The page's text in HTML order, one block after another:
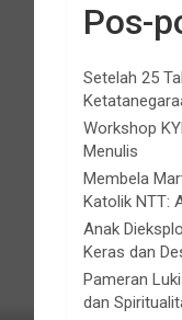
Pos-
Setelah 25
Workshop
Menulis
Membela
Katolik NTT:
Anak
Keras dan
Pameran
dan